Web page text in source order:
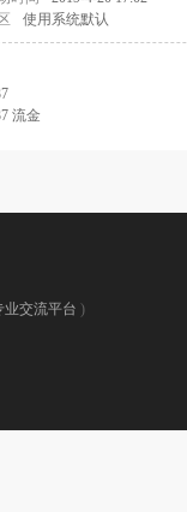
使用系统默认
流金
业交流平台 )